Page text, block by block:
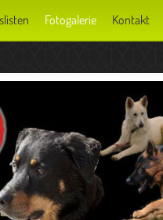
Fotogalerie Kontakt